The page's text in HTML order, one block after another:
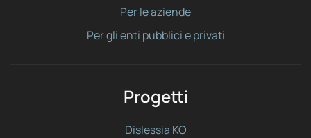
Per le aziende
Per gli enti pubblici e privati
Progetti
Dislessia KO